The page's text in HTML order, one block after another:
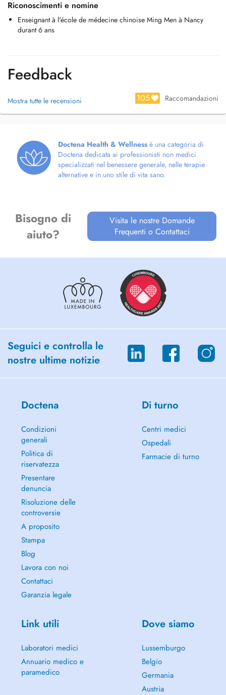
Riconoscimenti e nomine
Enseignant à l'école de médecine chinoise Ming Men à Nancy
durant 6 ans
Feedback
Mostra tutte le recensioni 105 Raccomandazioni
Doctena Health & Wellness è una categoria di
Doctena dedicata ai professionisti non medici
specializzati nel benessere generale, nelle terapie
alternative e in uno stile di vita sano.
Bisogno di
aiuto?
Visita le nostre Domande
Frequenti o Contattaci
Seguici e controlla le
nostre ultime notizie
Doctena
Condizioni
generali
Politica di
riservatezza
Presentare
denuncia
Risoluzione delle
controversie
A proposito
Stampa
Blog
Lavora con noi
Contattaci
Garanzia legale
Di turno
Centri medici
Ospedali
Farmacie di turno
Link utili
Laboratori medici
Annuario medico e
paramedico
Dove siamo
Lussemburgo
Belgio
Germania
Austria